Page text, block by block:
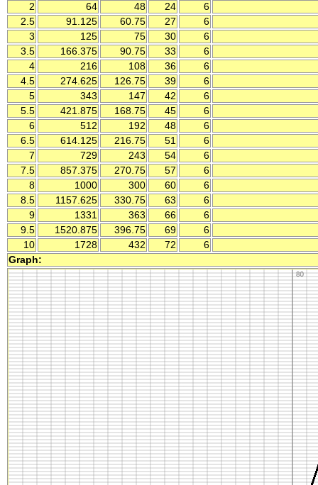
2
64 48 24
6
2.5
91.125 60.75 27
6
3
125 75 30
6
3.5
166.375 90.75 33
6
4
216 108 36
6
4.5
274.625 126.75 39
6
5
343 147 42
6
5.5
421.875 168.75 45
6
6
512 192 48
6
6.5
614.125 216.75 51
6
7
729 243 54
6
7.5
857.375 270.75 57
6
8
1000 300 60
6
8.5
1157.625 330.75 63
6
9
1331 363 66
6
9.5
1520.875 396.75 69
6
10
1728 432 72
6
Graph: